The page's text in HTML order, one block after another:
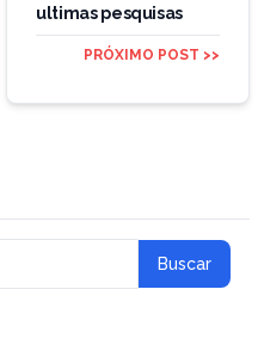
ultimas pesquisas
PRÓXIMO POST >>